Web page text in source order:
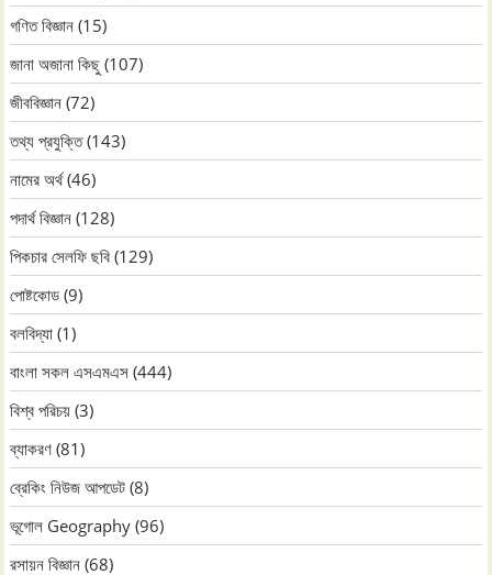
গণিত বিজ্ঞান (15)
জানা অজানা কিছু (107)
জীববিজ্ঞান (72)
তথ্য প্রযুক্তি(143)
নামের অর্থ(46)
পদার্থ বিজ্ঞান (128)
পিকচার সেলফি ছবি (129)
পোষ্টকোড (9)
বলবিদ্যা (1)
বাংলা সকল এসএমএস (444)
বিশ্ব পরিচয় (3)
ব্যাকরণ (81)
ব্রেকিং নিউজ আপডেট (8)
ভূগোল Geography (96)
রসায়ন বিজ্ঞান (68)